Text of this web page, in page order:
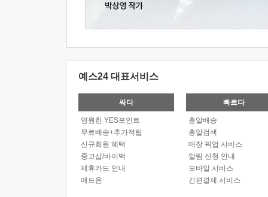
예스24 대표서비스
싸다
영원한 YES포인트
무료배송+추가적립
신규회원 혜택
중고샵/바이백
제휴카드 안내
애드온
빠르다
총알배송
총알검색
매장 픽업 서비스
알림 신청 안내
모바일 서비스
간편결제 서비스